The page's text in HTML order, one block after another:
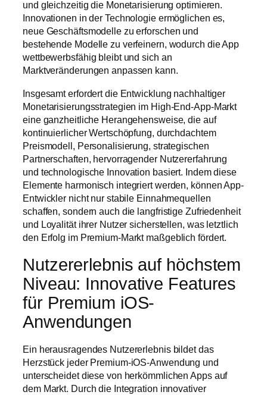
und gleichzeitig die Monetarisierung optimieren.
Innovationen in der Technologie ermöglichen es,
neue Geschäftsmodelle zu erforschen und
bestehende Modelle zu verfeinern, wodurch die App
wettbewerbsfähig bleibt und sich an
Marktveränderungen anpassen kann.
Insgesamt erfordert die Entwicklung nachhaltiger
Monetarisierungsstrategien im High-End-App-Markt
eine ganzheitliche Herangehensweise, die auf
kontinuierlicher Wertschöpfung, durchdachtem
Preismodell, Personalisierung, strategischen
Partnerschaften, hervorragender Nutzererfahrung
und technologische Innovation basiert. Indem diese
Elemente harmonisch integriert werden, können App-
Entwickler nicht nur stabile Einnahmequellen
schaffen, sondern auch die langfristige Zufriedenheit
und Loyalität ihrer Nutzer sicherstellen, was letztlich
den Erfolg im Premium-Markt maßgeblich fördert.
Nutzererlebnis auf höchstem
Niveau: Innovative Features
für Premium iOS-
Anwendungen
Ein herausragendes Nutzererlebnis bildet das
Herzstück jeder Premium-iOS-Anwendung und
unterscheidet diese von herkömmlichen Apps auf
dem Markt. Durch die Integration innovativer